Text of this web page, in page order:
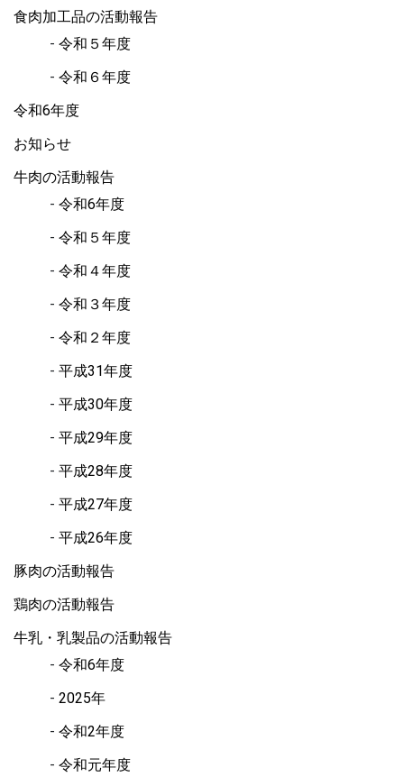
食肉加工品の活動報告
令和５年度
令和６年度
令和6年度
お知らせ
牛肉の活動報告
令和6年度
令和５年度
令和４年度
令和３年度
令和２年度
平成31年度
平成30年度
平成29年度
平成28年度
平成27年度
平成26年度
豚肉の活動報告
鶏肉の活動報告
牛乳・乳製品の活動報告
令和6年度
2025年
令和2年度
令和元年度